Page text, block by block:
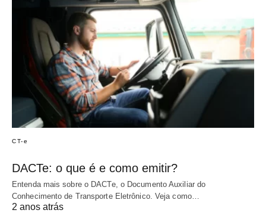
CT-e
DACTe: o que é e como emitir?
Entenda mais sobre o DACTe, o Documento Auxiliar do
Conhecimento de Transporte Eletrônico. Veja como…
2 anos atrás